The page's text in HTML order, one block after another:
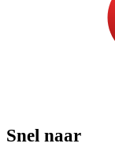
Snel naar